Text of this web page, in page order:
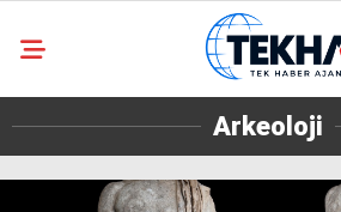
Arkeoloji